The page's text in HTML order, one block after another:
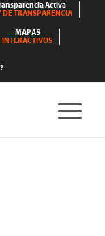
Activa
DE TRANSPARENCIA
MAPAS
INTERACTIVOS